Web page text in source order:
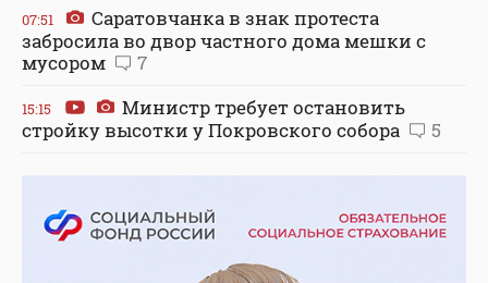
07:51
Саратовчанка в знак протеста
забросила во двор частного дома мешки с
мусором
7
15:15
Министр требует остановить
стройку высотки у Покровского собора
5